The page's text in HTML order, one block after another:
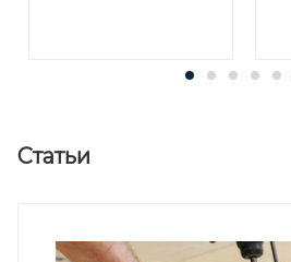
Статьи